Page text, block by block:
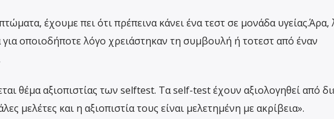
έχουμε πει ότι πρέπεινα κάνει ένα τεστ σε μονάδα υγείας.Άρα,
για οποιοδήποτε λόγο χρειάστηκαν τη συμβουλή ή τοτεστ από έναν
θέμα αξιοπιστίας των selftest. Τα self-test έχουν αξιολογηθεί από
μελέτες και η αξιοπιστία τους είναι μελετημένη με ακρίβεια».